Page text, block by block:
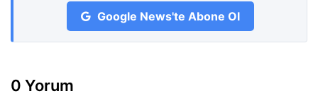
Google News'te Abone Ol
0 Yorum